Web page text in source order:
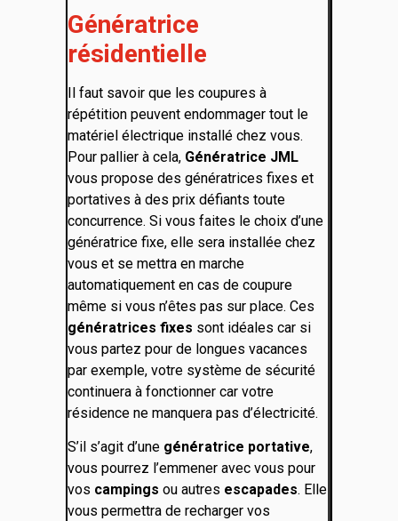
Génératrice
résidentielle
Il faut savoir que les coupures à
répétition peuvent endommager tout le
matériel électrique installé chez vous.
Pour pallier à cela, Génératrice JML
vous propose des génératrices fixes et
portatives à des prix défiants toute
concurrence. Si vous faites le choix d’une
génératrice fixe, elle sera installée chez
vous et se mettra en marche
automatiquement en cas de coupure
même si vous n’êtes pas sur place. Ces
génératrices fixes sont idéales car si
vous partez pour de longues vacances
par exemple, votre système de sécurité
continuera à fonctionner car votre
résidence ne manquera pas d’électricité.
S’il s’agit d’une génératrice portative,
vous pourrez l’emmener avec vous pour
vos campings ou autres escapades. Elle
vous permettra de recharger vos